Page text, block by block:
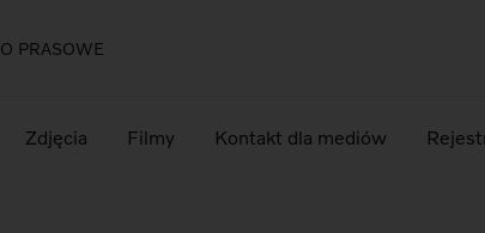
PRASOWE
Zdjęcia Filmy Kontakt dla mediów